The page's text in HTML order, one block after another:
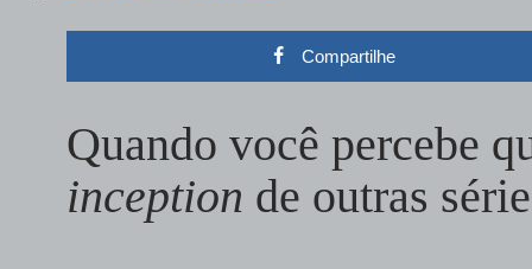
Compartilhe
Quando você percebe
inception de outras